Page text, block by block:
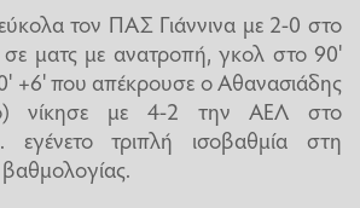
τον ΠΑΣ Γιάννινα με 2-0 στο
σε ματς με ανατροπή, γκολ στο 90'
+6' που απέκρουσε ο Αθανασιάδης
νίκησε με 4-2 την ΑΕΛ στο
εγένετο τριπλή ισοβαθμία στη